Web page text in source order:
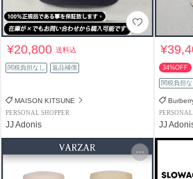
¥20,800送料込
関税負担なし 返品補償
MAISON KITSUNE
PERSONAL SHOPPER
JJ Adonis
34%OFF
関税負担な
JJ